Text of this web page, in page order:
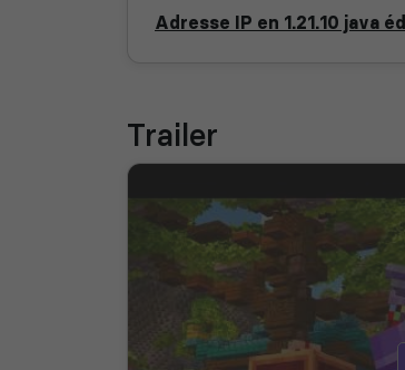
Adresse IP en 1.21.10 java
Trailer